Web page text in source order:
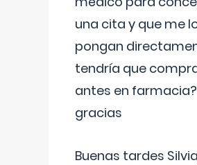
una cita y que me
pongan
tendría que
antes en farmacia?
gracias
Buenas tardes